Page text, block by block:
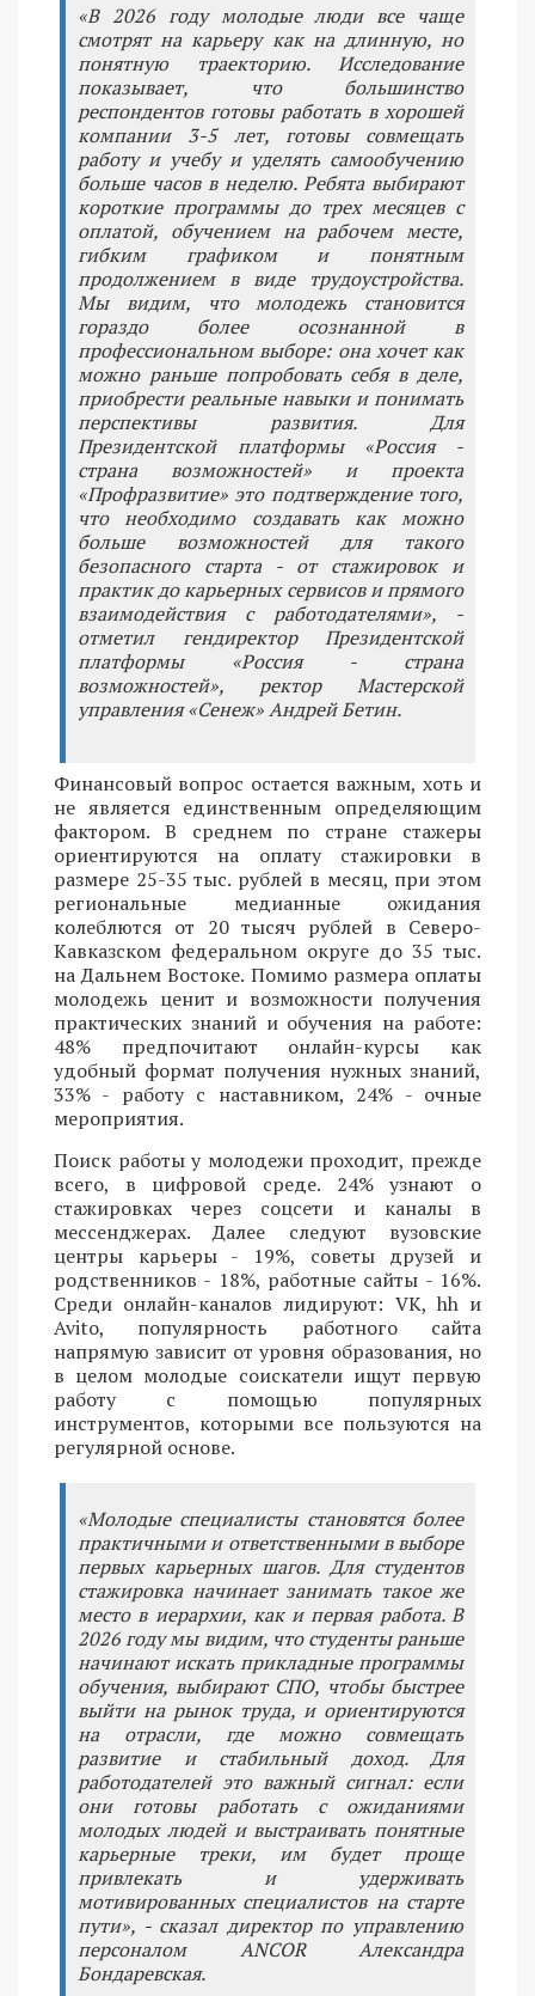
«В 2026 году молодые люди все чаще
смотрят на карьеру как на длинную, но
понятную траекторию. Исследование
показывает, что большинство
респондентов готовы работать в хорошей
компании 3-5 лет, готовы совмещать
работу и учебу и уделять самообучению
больше часов в неделю. Ребята выбирают
короткие программы до трех месяцев с
оплатой, обучением на рабочем месте,
гибким графиком и понятным
продолжением в виде трудоустройства.
Мы видим, что молодежь становится
гораздо более осознанной в
профессиональном выборе: она хочет как
можно раньше попробовать себя в деле,
приобрести реальные навыки и понимать
перспективы развития. Для
Президентской платформы «Россия -
страна возможностей» и проекта
«Профразвитие» это подтверждение того,
что необходимо создавать как можно
больше возможностей для такого
безопасного старта - от стажировок и
практик до карьерных сервисов и прямого
взаимодействия с работодателями», -
отметил гендиректор Президентской
платформы «Россия - страна
возможностей», ректор Мастерской
управления «Сенеж» Андрей Бетин.
Финансовый вопрос остается важным, хоть и
не является единственным определяющим
фактором. В среднем по стране стажеры
ориентируются на оплату стажировки в
размере 25-35 тыс. рублей в месяц, при этом
региональные медианные ожидания
колеблются от 20 тысяч рублей в Северо-
Кавказском федеральном округе до 35 тыс.
на Дальнем Востоке. Помимо размера оплаты
молодежь ценит и возможности получения
практических знаний и обучения на работе:
48% предпочитают онлайн-курсы как
удобный формат получения нужных знаний,
33% - работу с наставником, 24% - очные
мероприятия.
Поиск работы у молодежи проходит, прежде
всего, в цифровой среде. 24% узнают о
стажировках через соцсети и каналы в
мессенджерах. Далее следуют вузовские
центры карьеры - 19%, советы друзей и
родственников - 18%, работные сайты - 16%.
Среди онлайн-каналов лидируют: VK, hh и
Avito, популярность работного сайта
напрямую зависит от уровня образования, но
в целом молодые соискатели ищут первую
работу с помощью популярных
инструментов, которыми все пользуются на
регулярной основе.
«Молодые специалисты становятся более
практичными и ответственными в выборе
первых карьерных шагов. Для студентов
стажировка начинает занимать такое же
место в иерархии, как и первая работа. В
2026 году мы видим, что студенты раньше
начинают искать прикладные программы
обучения, выбирают СПО, чтобы быстрее
выйти на рынок труда, и ориентируются
на отрасли, где можно совмещать
развитие и стабильный доход. Для
работодателей это важный сигнал: если
они готовы работать с ожиданиями
молодых людей и выстраивать понятные
карьерные треки, им будет проще
привлекать и удерживать
мотивированных специалистов на старте
пути», - сказал директор по управлению
персоналом ANCOR Александра
Бондаревская.